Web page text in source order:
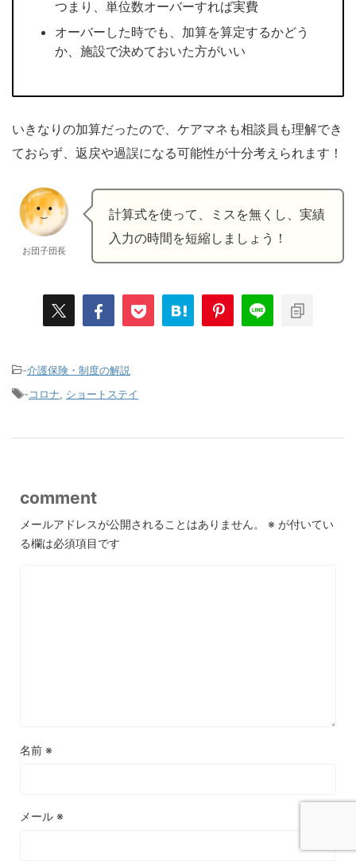
つまり、単位数オーバーすれば実費
オーバーした時でも、加算を算定するかどう
か、施設で決めておいた方がいい
いきなりの加算だったので、ケアマネも相談員も理解でき
ておらず、返戻や過誤になる可能性が十分考えられます！
お団子団長
計算式を使って、ミスを無くし、実績
入力の時間を短縮しましょう！
-介護保険・制度の解説
-コロナ ショートステイ
comment
メールアドレスが公開されることはありません。 ※ が付いてい
る欄は必須項目です
名前 ※
メール ※